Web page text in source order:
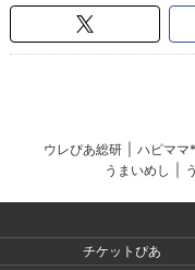
ウレぴあ総研 ハピママ*
うまいめし
チケットぴあ